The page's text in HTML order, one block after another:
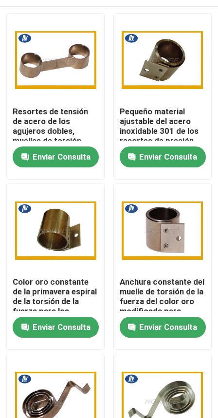
Hogar
Productos
Viaje de la fábrica
Control de calidad
Éntrenos en contacto con
Pida una cita
Primavera espiral plana
Primavera espiral de la torsión
Resortes de tensión
de acero de los
agujeros dobles,
muelles de torsión
espirales planos para
el motorEnviar Consulta
Pequeño material
ajustable del acero
inoxidable 301 de los
resortes de presión
para el motor
Enviar Consulta
Color oro constante
de la primavera espiral
de la torsión de la
fuerza para los
dispositivos
electrónicos
Enviar Consulta
Anchura constante del
muelle de torsión de la
fuerza del color oro
modificada para
requisitos
particulares para el
monitor de
Enviar Consulta